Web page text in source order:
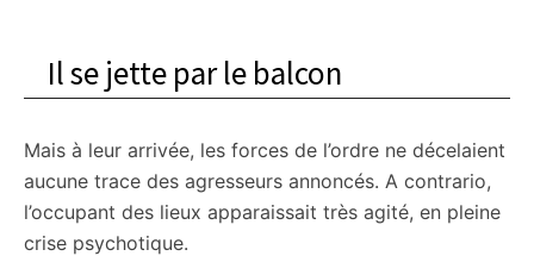
Il se jette par le balcon
Mais à leur arrivée, les forces de l’ordre ne décelaient
aucune trace des agresseurs annoncés. A contrario,
l’occupant des lieux apparaissait très agité, en pleine
crise psychotique.